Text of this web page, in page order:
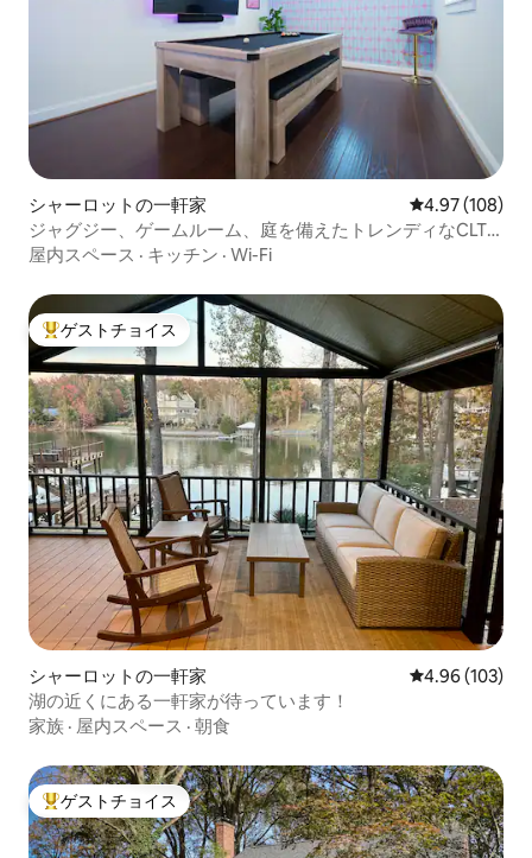
シャーロットの一軒家 レビュー108
4.97 (108)
ジャグジー、ゲームルーム、庭を備えたトレンディなCLT
リトリート
屋内スペース · キッチン · Wi-Fi
大好評のゲストチョイスです。
ゲストチョイス
シャーロットの一軒家 レビュー103
4.96 (103)
湖の近くにある一軒家が待っています！
家族 · 屋内スペース · 朝食
大好評のゲストチョイスです。
ゲストチョイス